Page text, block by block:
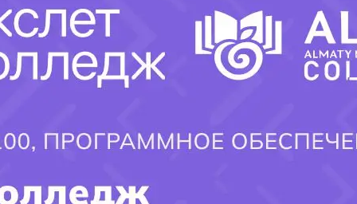
Экзамены после 9 класса в Казахстане играют решающую
роль в формировании образовательного и
профессионального будущего учащихся. Подготовка к
Единому национальному тесту становится важным этапом в
их жизни,требующим усилий и ответственности для
достижения успешных результатов
Заполните форму и получите ответ
×